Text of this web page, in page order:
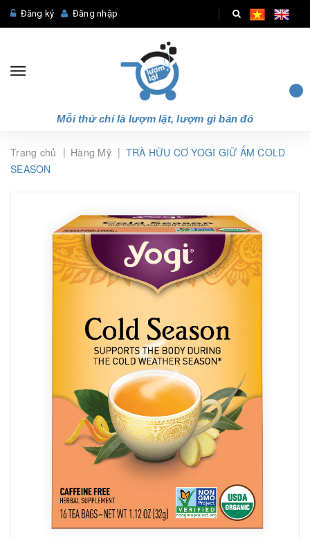
Đăng ký Đăng nhập
Mỗi thứ chỉ là lượm lặt, lượm gì bán đó
Trang chủ | Hàng Mỹ | TRÀ HỮU CƠ YOGI GIỮ ẤM COLD
SEASON